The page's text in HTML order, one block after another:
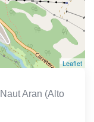
Leaflet
Aran (Alto